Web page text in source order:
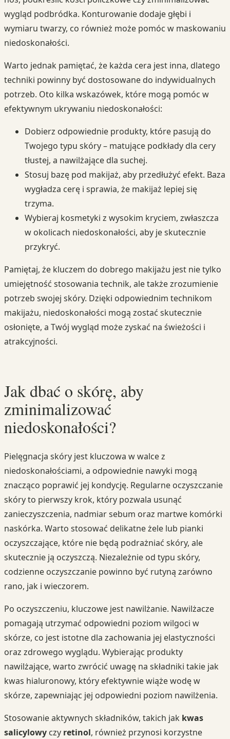
wygląd podbródka. Konturowanie dodaje głębi i
wymiaru twarzy, co również może pomóc w maskowaniu
niedoskonałości.
Warto jednak pamiętać, że każda cera jest inna, dlatego
techniki powinny być dostosowane do indywidualnych
potrzeb. Oto kilka wskazówek, które mogą pomóc w
efektywnym ukrywaniu niedoskonałości:
Dobierz odpowiednie produkty, które pasują do
Twojego typu skóry – matujące podkłady dla cery
tłustej, a nawilżające dla suchej.
Stosuj bazę pod makijaż, aby przedłużyć efekt. Baza
wygładza cerę i sprawia, że makijaż lepiej się
trzyma.
Wybieraj kosmetyki z wysokim kryciem, zwłaszcza
w okolicach niedoskonałości, aby je skutecznie
przykryć.
Pamiętaj, że kluczem do dobrego makijażu jest nie tylko
umiejętność stosowania technik, ale także zrozumienie
potrzeb swojej skóry. Dzięki odpowiednim technikom
makijażu, niedoskonałości mogą zostać skutecznie
osłonięte, a Twój wygląd może zyskać na świeżości i
atrakcyjności.
Jak dbać o skórę, aby
zminimalizować
niedoskonałości?
Pielęgnacja skóry jest kluczowa w walce z
niedoskonałościami, a odpowiednie nawyki mogą
znacząco poprawić jej kondycję. Regularne oczyszczanie
skóry to pierwszy krok, który pozwala usunąć
zanieczyszczenia, nadmiar sebum oraz martwe komórki
naskórka. Warto stosować delikatne żele lub pianki
oczyszczające, które nie będą podrażniać skóry, ale
skutecznie ją oczyszczą. Niezależnie od typu skóry,
codzienne oczyszczanie powinno być rutyną zarówno
rano, jak i wieczorem.
Po oczyszczeniu, kluczowe jest nawilżanie. Nawilżacze
pomagają utrzymać odpowiedni poziom wilgoci w
skórze, co jest istotne dla zachowania jej elastyczności
oraz zdrowego wyglądu. Wybierając produkty
nawilżające, warto zwrócić uwagę na składniki takie jak
kwas hialuronowy, który efektywnie wiąże wodę w
skórze, zapewniając jej odpowiedni poziom nawilżenia.
Stosowanie aktywnych składników, takich jak kwas
salicylowy czy retinol, również przynosi korzystne